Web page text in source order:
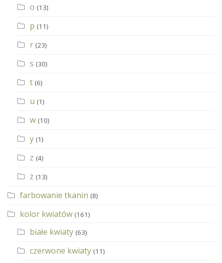
o (13)
p (11)
r (23)
s (30)
t (6)
u (1)
w (10)
y (1)
z (4)
ż (13)
farbowanie tkanin (8)
kolor kwiatów (161)
białe kwiaty (63)
czerwone kwiaty (11)